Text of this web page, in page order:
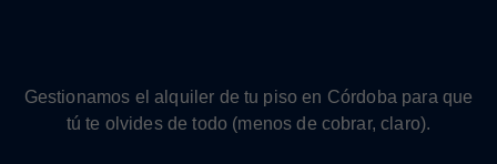
Gestionamos el alquiler de tu piso en Córdoba para que
tú te olvides de todo (menos de cobrar, claro).